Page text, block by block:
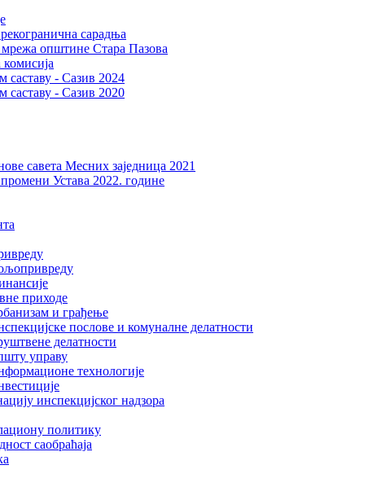
сарадња
општине Стара Пазова
- Сазив 2024
- Сазив 2020
савета Месних заједница 2021
Устава 2022. године
приходе
и грађење
послове и комуналне делатности
делатности
управу
технологије
инспекцијског надзора
политику
саобраћаја